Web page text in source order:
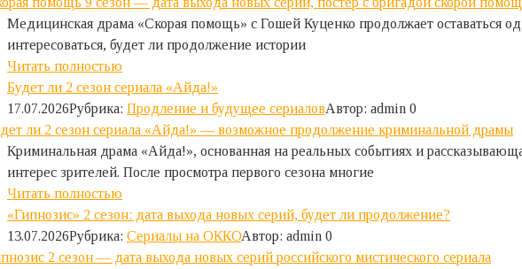
Медицинская драма «Скорая помощь» с Гошей Куценко продолжает оставаться
интересоваться, будет ли продолжение истории
Читать полностью
Будет ли 2 сезон сериала «Айда!»
17.07.2026Рубрика: Продление и будущее сериаловАвтор: admin 0
Криминальная драма «Айда!», основанная на реальных событиях и
интерес зрителей. После просмотра первого сезона многие
Читать полностью
«Гипнозис» 2 сезон: дата выхода новых серий, будет ли продолжение?
13.07.2026Рубрика: Сериалы на ОККОАвтор: admin 0